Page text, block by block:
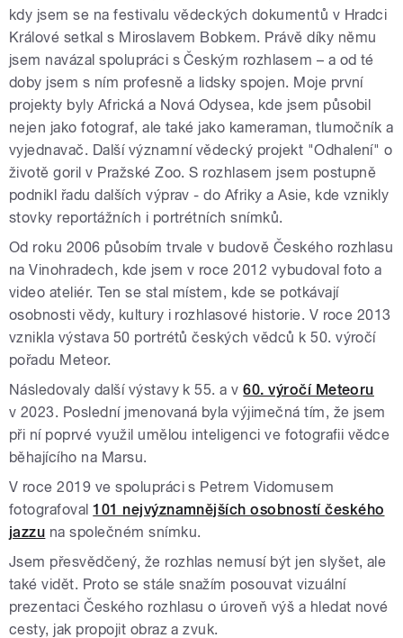
kdy jsem se na festivalu vědeckých dokumentů v Hradci
Králové setkal s Miroslavem Bobkem. Právě díky němu
jsem navázal spolupráci s Českým rozhlasem – a od té
doby jsem s ním profesně a lidsky spojen. Moje první
projekty byly Africká a Nová Odysea, kde jsem působil
nejen jako fotograf, ale také jako kameraman, tlumočník a
vyjednavač. Další významní vědecký projekt "Odhalení" o
životě goril v Pražské Zoo. S rozhlasem jsem postupně
podnikl řadu dalších výprav - do Afriky a Asie, kde vznikly
stovky reportážních i portrétních snímků.
Od roku 2006 působím trvale v budově Českého rozhlasu
na Vinohradech, kde jsem v roce 2012 vybudoval foto a
video ateliér. Ten se stal místem, kde se potkávají
osobnosti vědy, kultury i rozhlasové historie. V roce 2013
vznikla výstava 50 portrétů českých vědců k 50. výročí
pořadu Meteor.
Následovaly další výstavy k 55. a v60. výročí Meteoru
v 2023. Poslední jmenovaná byla výjimečná tím, že jsem
při ní poprvé využil umělou inteligenci ve fotografii vědce
běhajícího na Marsu.
V roce 2019 ve spolupráci s Petrem Vidomusem
fotografoval101 nejvýznamnějších osobností českého
jazzu na společném snímku.
Jsem přesvědčený, že rozhlas nemusí být jen slyšet, ale
také vidět. Proto se stále snažím posouvat vizuální
prezentaci Českého rozhlasu o úroveň výš a hledat nové
cesty, jak propojit obraz a zvuk.